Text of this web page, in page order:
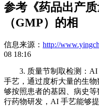
参考《药品出产质
（GMP）的相
信息来源： http://
08 18:16
3. 质量节制取检测：AI
手艺，通过度析大量的生
够按照患者的基因、病史
行药物研发，AI 手艺能够